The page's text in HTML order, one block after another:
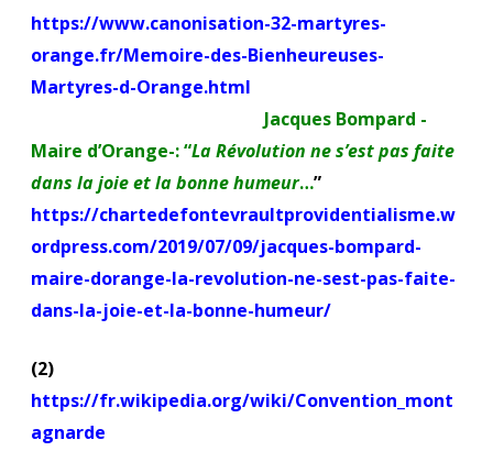
https://www.canonisation-32-martyres-
orange.fr/Memoire-des-Bienheureuses-
Martyres-d-Orange.html
Jacques Bompard -
Maire d’Orange-: “La Révolution ne s’est pas faite
dans la joie et la bonne humeur…”
https://chartedefontevraultprovidentialisme.w
ordpress.com/2019/07/09/jacques-bompard-
maire-dorange-la-revolution-ne-sest-pas-faite-
dans-la-joie-et-la-bonne-humeur/
(2)
https://fr.wikipedia.org/wiki/Convention_mont
agnarde